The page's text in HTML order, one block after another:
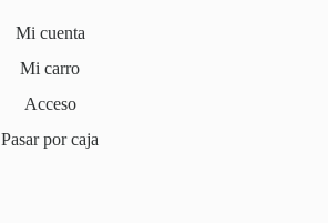
Mi cuenta
Mi carro
Acceso
Pasar por caja